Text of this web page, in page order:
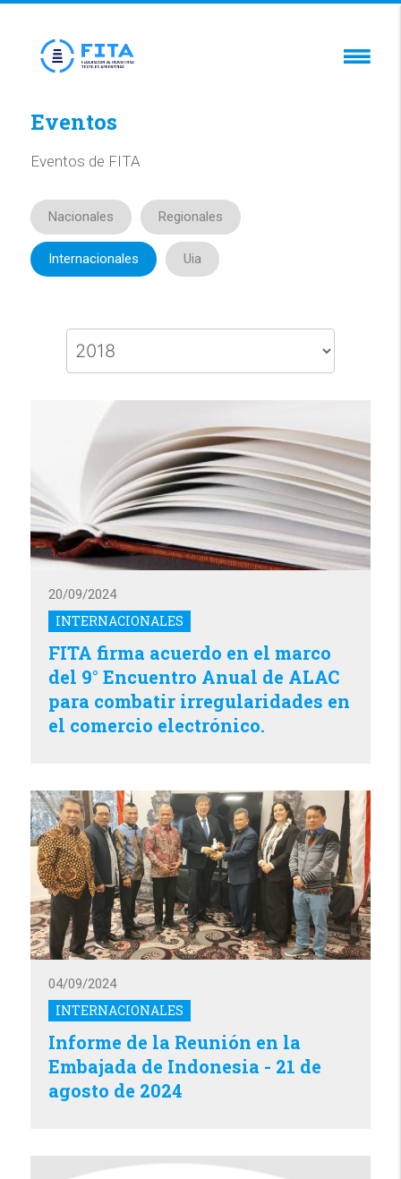
Eventos
Eventos de FITA
Nacionales Regionales
Internacionales Uia
INTERNACIONALES
20/09/2024
FITA firma acuerdo en el marco
del 9° Encuentro Anual de ALAC
para combatir irregularidades en
el comercio electrónico.
INTERNACIONALES
04/09/2024
Informe de la Reunión en la
Embajada de Indonesia - 21 de
agosto de 2024